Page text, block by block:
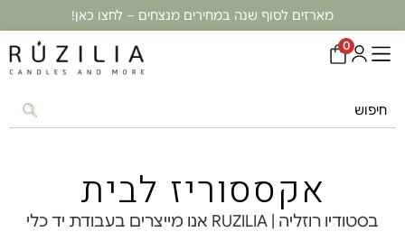
מארזים לסוף שנה במחירים מנצחים – לחצו כאן!
0
אקססוריז לבית
בסטודיו רוזליה | RUZILIA אנו מייצרים בעבודת יד כלי